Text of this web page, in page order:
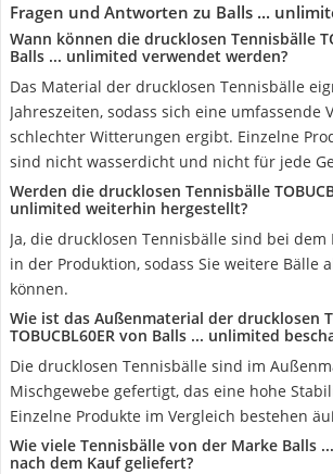
Fragen und Antworten zu Balls ...
Wann können die drucklosen Tennisbälle
Balls ... unlimited verwendet werden?
Das Material der drucklosen Tennisbälle
Jahreszeiten, sodass sich eine umfassende
schlechter Witterungen ergibt. Einzelne
sind nicht wasserdicht und nicht für jede
Werden die drucklosen Tennisbälle
unlimited weiterhin hergestellt?
Ja, die drucklosen Tennisbälle sind bei
in der Produktion, sodass Sie weitere Bälle
können.
Wie ist das Außenmaterial der drucklosen
‎TOBUCBL60ER von Balls ... unlimited
Die drucklosen Tennisbälle sind im
Mischgewebe gefertigt, das eine hohe
Einzelne Produkte im Vergleich bestehen
Wie viele Tennisbälle von der Marke Balls
nach dem Kauf geliefert?